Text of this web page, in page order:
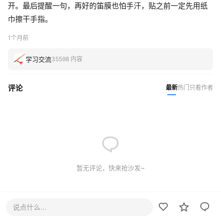
开。最后提醒一句，再好的笛膜也怕手汗，贴之前一定先用纸
巾擦干手指。
1个月前
学习交流35598 内容
评论 最新热门 只看作者
暂无评论，快来抢沙发~
说点什么...